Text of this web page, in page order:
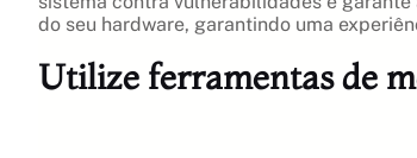
do seu hardware, garantindo uma
Utilize ferramentas de